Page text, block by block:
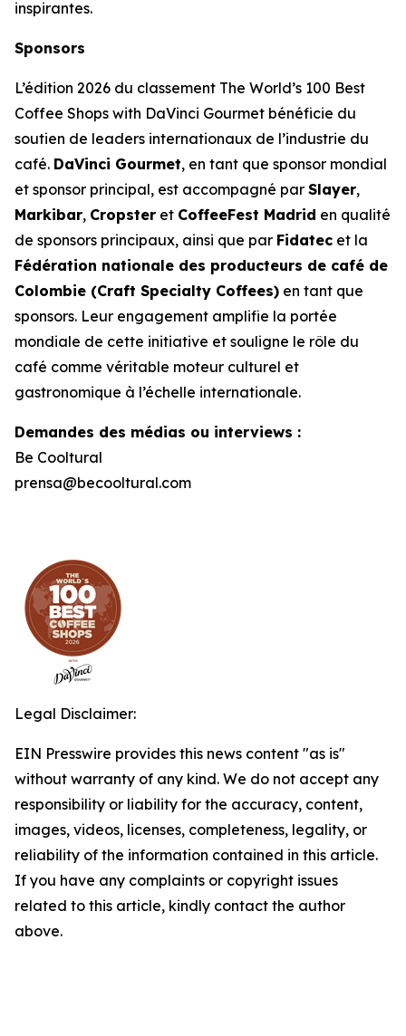
inspirantes.
Sponsors
L’édition 2026 du classement The World’s 100 Best
Coffee Shops with DaVinci Gourmet bénéficie du
soutien de leaders internationaux de l’industrie du
café. DaVinci Gourmet, en tant que sponsor mondial
et sponsor principal, est accompagné par Slayer,
Markibar, Cropster et CoffeeFest Madrid en qualité
de sponsors principaux, ainsi que par Fidatec et la
Fédération nationale des producteurs de café de
Colombie (Craft Specialty Coffees) en tant que
sponsors. Leur engagement amplifie la portée
mondiale de cette initiative et souligne le rôle du
café comme véritable moteur culturel et
gastronomique à l’échelle internationale.
Demandes des médias ou interviews :
Be Cooltural
prensa@becooltural.com
Legal Disclaimer:
EIN Presswire provides this news content "as is"
without warranty of any kind. We do not accept any
responsibility or liability for the accuracy, content,
images, videos, licenses, completeness, legality, or
reliability of the information contained in this article.
If you have any complaints or copyright issues
related to this article, kindly contact the author
above.